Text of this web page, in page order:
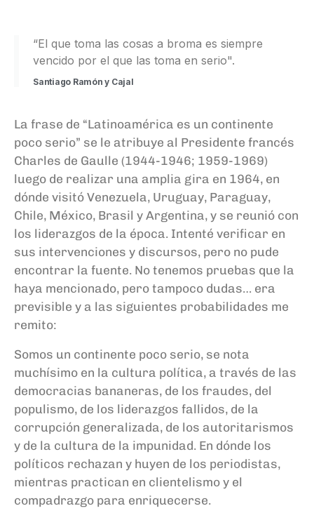
“El que toma las cosas a broma es siempre
vencido por el que las toma en serio".
Santiago Ramón y Cajal
La frase de “Latinoamérica es un continente
poco serio” se le atribuye al Presidente francés
Charles de Gaulle (1944-1946; 1959-1969)
luego de realizar una amplia gira en 1964, en
dónde visitó Venezuela, Uruguay, Paraguay,
Chile, México, Brasil y Argentina, y se reunió con
los liderazgos de la época. Intenté verificar en
sus intervenciones y discursos, pero no pude
encontrar la fuente. No tenemos pruebas que la
haya mencionado, pero tampoco dudas… era
previsible y a las siguientes probabilidades me
remito:
Somos un continente poco serio, se nota
muchísimo en la cultura política, a través de las
democracias bananeras, de los fraudes, del
populismo, de los liderazgos fallidos, de la
corrupción generalizada, de los autoritarismos
y de la cultura de la impunidad. En dónde los
políticos rechazan y huyen de los periodistas,
mientras practican en clientelismo y el
compadrazgo para enriquecerse.